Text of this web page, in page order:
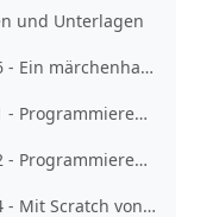
und Unterlagen
2019 - WS 06 - Ein märchenhafter Zugang zum Programmieren
2019 - WS 01 - Programmieren mit Scratch und Co. für Lehrkräfte ohne größere Vorerfahrungen
2019 - WS 02 - Programmieren mit Scratch und Co. für Lehrkräfte mit Vorerfahrungen
2018 - WS 04 - Mit Scratch von der Turtle zum Computerspiel